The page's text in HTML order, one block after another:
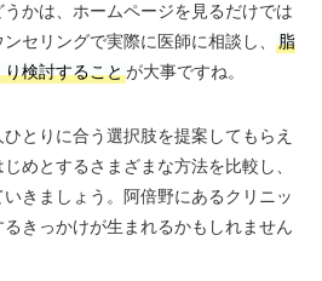
かは、ホームページを見るだけでは
セリングで実際に医師に相談し、
脂
検討することが大事ですね。
とりに合う選択肢を提案してもらえ
めとするさまざまな方法を比較し、
きましょう。阿倍野にあるクリニッ
きっかけが生まれるかもしれません